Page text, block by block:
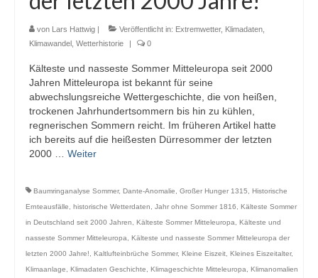
Winterdienst
Glossar
Datenschutz
Impressum
von Lars Hattwig | Veröffentlicht in: Extremwetter, Klimadaten
Klimawandel Wetterhistorie | 0
Kälteste und nasseste Sommer Mitteleuropa seit 2000
Jahren Mitteleuropa ist bekannt für seine
abwechslungsreiche Wettergeschichte, die von heißen,
trockenen Jahrhundertsommern bis hin zu kühlen,
regnerischen Sommern reicht. Im früheren Artikel hatte
ich bereits auf die heißesten Dürresommer der letzten
2000 … Weiter
Baumringanalyse Sommer, Dante-Anomalie Großer Hunger 1315
Historische
Ernteausfälle
historische Wetterdaten Jahr ohne Sommer 1816
Kälteste Sommer
in Deutschland seit 2000 Jahren
Kälteste Sommer Mitteleuropa
Kälteste und
nasseste Sommer Mitteleuropa
Kälteste und nasseste Sommer Mitteleuropa der
letzten 2000 Jahre!
Kaltlufteinbrüche Sommer, Kleine Eiszeit Kleines Eiszeitalter,
Klimaanlage
Klimadaten Geschichte Klimageschichte Mitteleuropa
Klimanomalien